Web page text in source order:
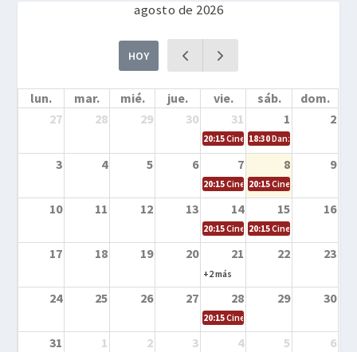
agosto de 2026
HOY
lun. mar. mié. jue. vie. sáb.
dom.
27
28 29 30 31 1 2
20:15Cine en la calle – Cómo
18:30Danza – Cita en el
3 4 5 6 7 8 9
20:15Cine en la calle – El niño y la
20:15Cine en la calle –
10 11 12 13 14 15 16
20:15Cine en la calle – Tortugas
20:15Cine en la calle –
17 18 19 20 21 22 23
+2 más
24 25 26 27 28 29 30
20:15Cine en el calle – Tintín y el
31 1 2 3 4 5 6